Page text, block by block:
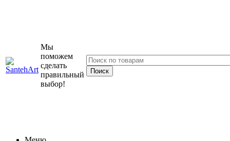
Мы
поможем
сделать
правильный
выбор!